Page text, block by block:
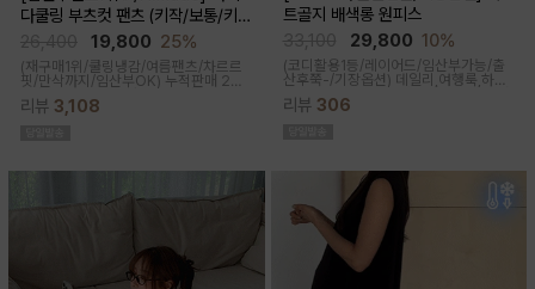
다쿨링 부츠컷 팬츠 (키작/보통/키
19,800 25%
(재구매1위/쿨링냉감/여름팬츠/차르르
핏/만삭까지/임산부OK) 누적판매 2만
성이 뛰어나 쾌적한 착용감으로 여름시
리뷰 3,108
트골지 배색롱 원피스
29,800 10%
(코디활용1등/레이어드/임산부가능/출
산후쭉-/기장옵션) 데일리,여행룩,하객
룩,출근룩 OK! 하트넥 디자인으로 여성
스러움이 물씬 느껴지고 맥시한 기장감
리뷰 306